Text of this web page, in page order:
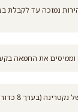
כ-15 דקות במהירות
וממיסים את החמאה